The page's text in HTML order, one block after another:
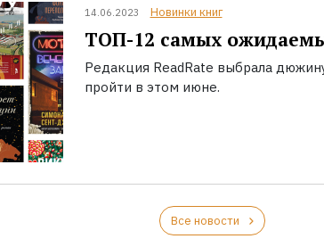
14.06.2023 Новинки книг
ТОП-12 самых
Редакция ReadRate выбрала
пройти в этом июне.
Все новости